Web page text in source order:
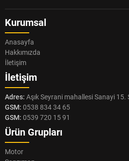
Kurumsal
Anasayfa
Hakkımızda
İletişim
İletişim
Adres: Aşık Seyrani mahallesi Sanayi
GSM: 0538 834 34 65
GSM: 0539 720 15 91
Ürün Grupları
Motor